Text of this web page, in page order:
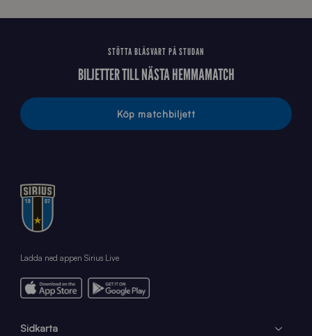
STÖTTA BLÅSVART PÅ STUDAN
BILJETTER TILL NÄSTA HEMMAMATCH
Köp matchbiljett
Ladda ned appen Sirius Live
Sidkarta